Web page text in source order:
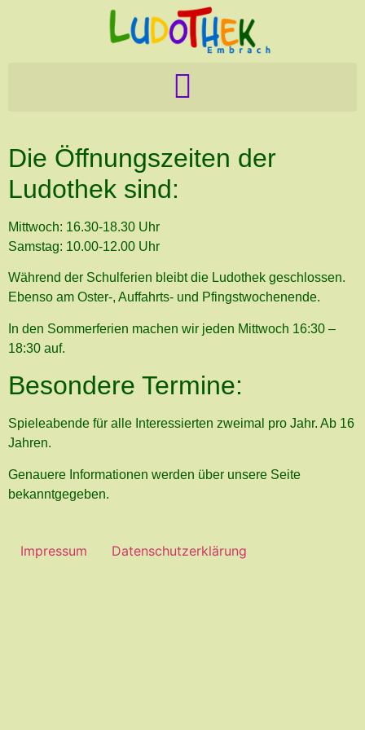
Die Öffnungszeiten der
Ludothek sind:
Mittwoch: 16.30-18.30 Uhr
Samstag: 10.00-12.00 Uhr
Während der Schulferien bleibt die Ludothek geschlossen.
Ebenso am Oster-, Auffahrts- und Pfingstwochenende.
In den Sommerferien machen wir jeden Mittwoch 16:30 –
18:30 auf.
Besondere Termine:
Spieleabende für alle Interessierten zweimal pro Jahr. Ab 16
Jahren.
Genauere Informationen werden über unsere Seite
bekanntgegeben.
Impressum Datenschutzerklärung